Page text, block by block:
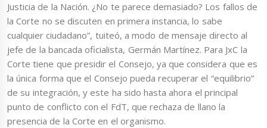
Justicia de la Nación. ¿No te parece demasiado? Los fallos de
la Corte no se discuten en primera instancia, lo sabe
cualquier ciudadano”, tuiteó, a modo de mensaje directo al
jefe de la bancada oficialista, Germán Martínez. Para JxC la
Corte tiene que presidir el Consejo, ya que considera que es
la única forma que el Consejo pueda recuperar el “equilibrio”
de su integración, y este ha sido hasta ahora el principal
punto de conflicto con el FdT, que rechaza de llano la
presencia de la Corte en el organismo.